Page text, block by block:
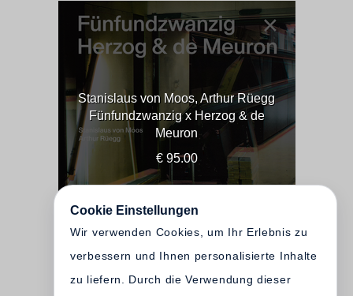
Stanislaus von Moos, Arthur Rüegg
Fünfundzwanzig x Herzog & de
Meuron
€ 95.00
Cookie Einstellungen
Wir verwenden Cookies, um Ihr Erlebnis zu
verbessern und Ihnen personalisierte Inhalte
zu liefern. Durch die Verwendung dieser